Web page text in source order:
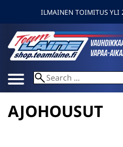
ILMAINEN TOIMITUS YLI
AJOHOUSUT